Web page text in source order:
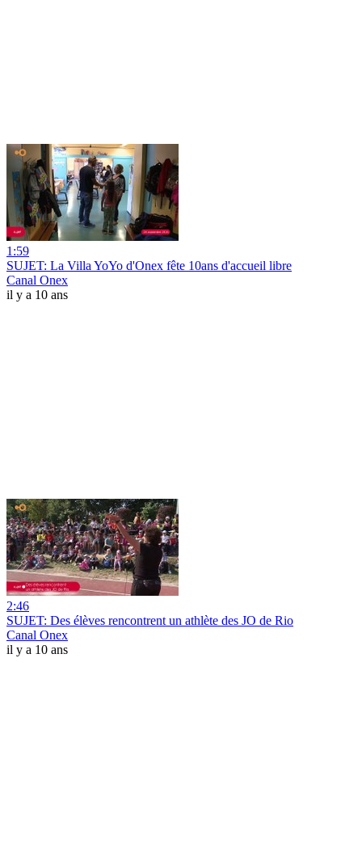
1:59
SUJET: La Villa YoYo d'Onex fête 10ans d'accueil libre
Canal Onex
il y a 10 ans
2:46
SUJET: Des élèves rencontrent un athlète des JO de Rio
Canal Onex
il y a 10 ans